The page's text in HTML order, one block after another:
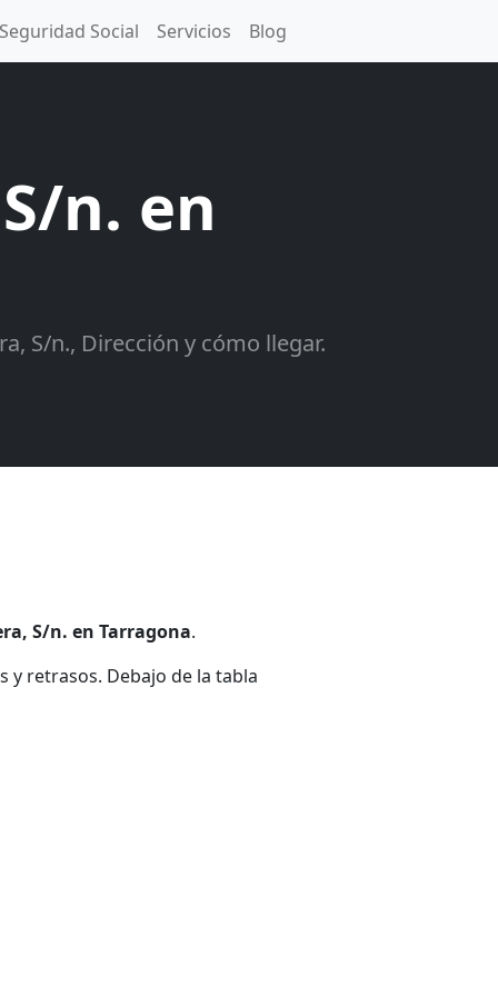
Seguridad Social Servicios Blog
n. en
S/n., Dirección y cómo llegar.
S/n. en Tarragona.
y retrasos. Debajo de la tabla